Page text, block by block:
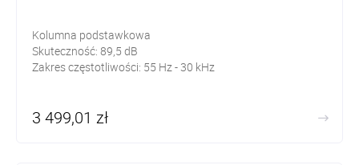
Kolumna podstawkowa
Skuteczność: 89,5 dB
Zakres częstotliwości: 55 Hz - 30 kHz
3 499,01 zł